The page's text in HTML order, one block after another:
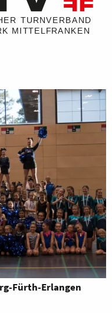
Fürth-Erlangen